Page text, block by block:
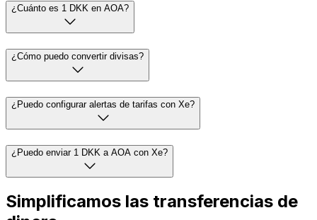
¿Cuánto es 1 DKK en AOA?
¿Cómo puedo convertir divisas?
¿Puedo configurar alertas de tarifas con Xe?
¿Puedo enviar 1 DKK a AOA con Xe?
Simplificamos las transferencias de